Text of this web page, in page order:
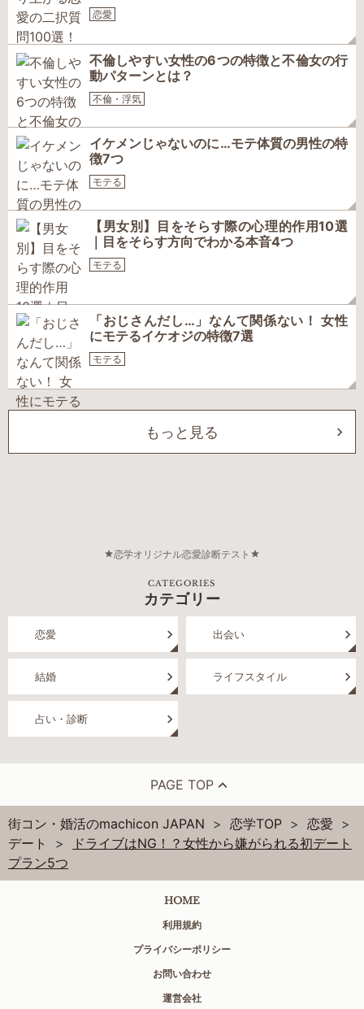
恋愛
不倫しやすい女性の6つの特徴と不倫女の行
動パターンとは？
不倫・浮気
イケメンじゃないのに…モテ体質の男性の特
徴7つ
モテる
【男女別】目をそらす際の心理的作用10選
｜目をそらす方向でわかる本音4つ
モテる
「おじさんだし…」なんて関係ない！ 女性
にモテるイケオジの特徴7選
モテる
もっと見る
恋学オリジナル恋愛診断テスト
CATEGORIES
カテゴリー
恋愛 出会い
結婚 ライフスタイル
占い・診断
PAGE TOP
街コン・婚活のmachicon JAPAN 恋学TOP
恋愛
デート
ドライブはNG！？女性から嫌がられる初デート
プラン5つ
HOME
利用規約
プライバシーポリシー
お問い合わせ
運営会社